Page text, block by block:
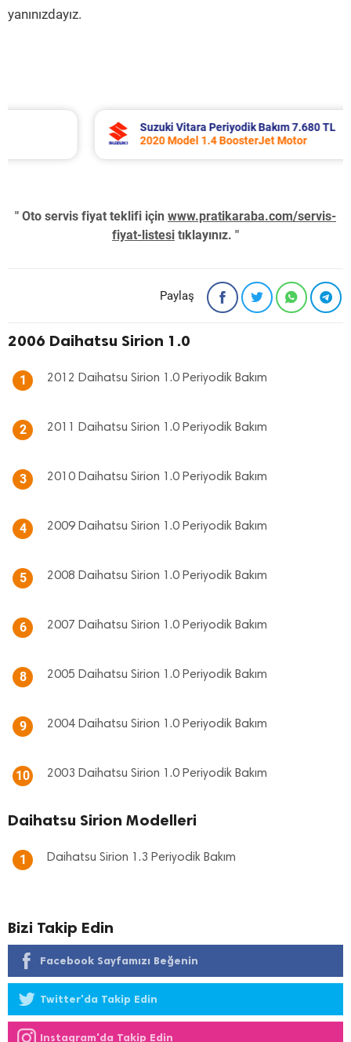
yanınızdayız.
Suzuki Vitara Periyodik Bakım 7.680 TL
2020 Model 1.4 BoosterJet Motor
" Oto servis fiyat teklifi için www.pratikaraba.com/servis-
fiyat-listesi tıklayınız. "
Paylaş
2006 Daihatsu Sirion 1.0
1 2012 Daihatsu Sirion 1.0 Periyodik Bakım
2 2011 Daihatsu Sirion 1.0 Periyodik Bakım
3 2010 Daihatsu Sirion 1.0 Periyodik Bakım
4 2009 Daihatsu Sirion 1.0 Periyodik Bakım
5 2008 Daihatsu Sirion 1.0 Periyodik Bakım
6 2007 Daihatsu Sirion 1.0 Periyodik Bakım
8 2005 Daihatsu Sirion 1.0 Periyodik Bakım
9 2004 Daihatsu Sirion 1.0 Periyodik Bakım
10 2003 Daihatsu Sirion 1.0 Periyodik Bakım
Daihatsu Sirion Modelleri
1 Daihatsu Sirion 1.3 Periyodik Bakım
Bizi Takip Edin
Facebook Sayfamızı Beğenin
Twitter'da Takip Edin
Instagram'da Takip Edin